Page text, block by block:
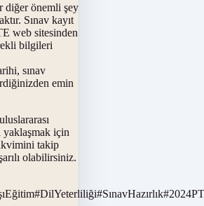
diğer önemli şey
Sınav kayıt
web sitesinden
bilgileri
sınav
emin
yaklaşmak için
takip
olabilirsiniz.
#DilYeterliliği#SınavHazırlık#